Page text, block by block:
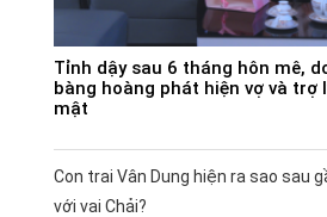
Tỉnh dậy sau 6 tháng hôn mê,
bàng hoàng phát hiện vợ và trợ
mật
Con trai Vân Dung hiện ra sao sau
với vai Chải?